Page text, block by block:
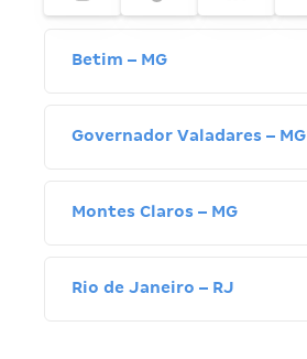
Betim – MG
Governador Valadares – MG
Montes Claros – MG
Rio de Janeiro – RJ